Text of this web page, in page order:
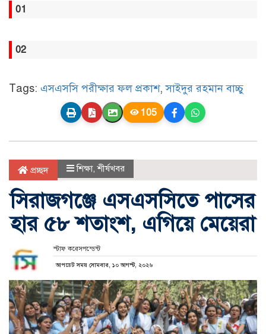
01
02
Tags: এসএসসি পরীক্ষার ফল প্রকাশ,সাইদুর রহমান বাচ্চু
105
প্রচ্ছদ শিক্ষা,শীর্ষখবর
সিরাজগঞ্জে এসএসসিতে পাসের
হার ৫৮ শতাংশ, এগিয়ে মেয়েরা
স্টাফ করেসপন্ডেন্ট
আপডেট সময় সোমবার, ১০ আগস্ট, ২০২৬